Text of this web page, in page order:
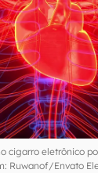
cigarro eletrônico
Ruwanof/Envato